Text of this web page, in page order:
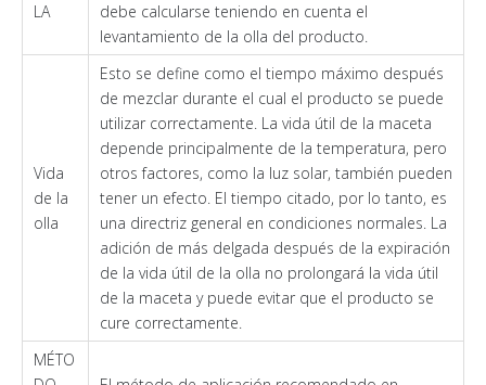
LA
debe calcularse teniendo en cuenta el
levantamiento de la olla del producto.
Vida
de la
olla
Esto se define como el tiempo máximo después
de mezclar durante el cual el producto se puede
utilizar correctamente. La vida útil de la maceta
depende principalmente de la temperatura, pero
otros factores, como la luz solar, también pueden
tener un efecto. El tiempo citado, por lo tanto, es
una directriz general en condiciones normales. La
adición de más delgada después de la expiración
de la vida útil de la olla no prolongará la vida útil
de la maceta y puede evitar que el producto se
cure correctamente.
MÉTO